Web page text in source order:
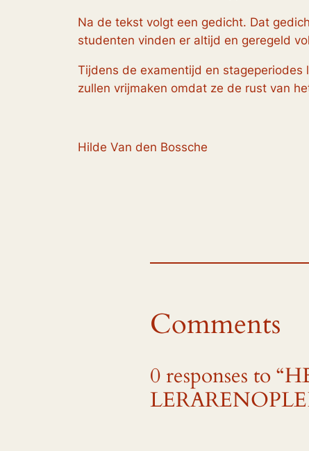
Na de tekst volgt een gedicht. Dat
studenten vinden er altijd en geregeld
Tijdens de examentijd en
zullen vrijmaken omdat ze de rust van
Hilde Van den Bossche
Comments
0 responses to